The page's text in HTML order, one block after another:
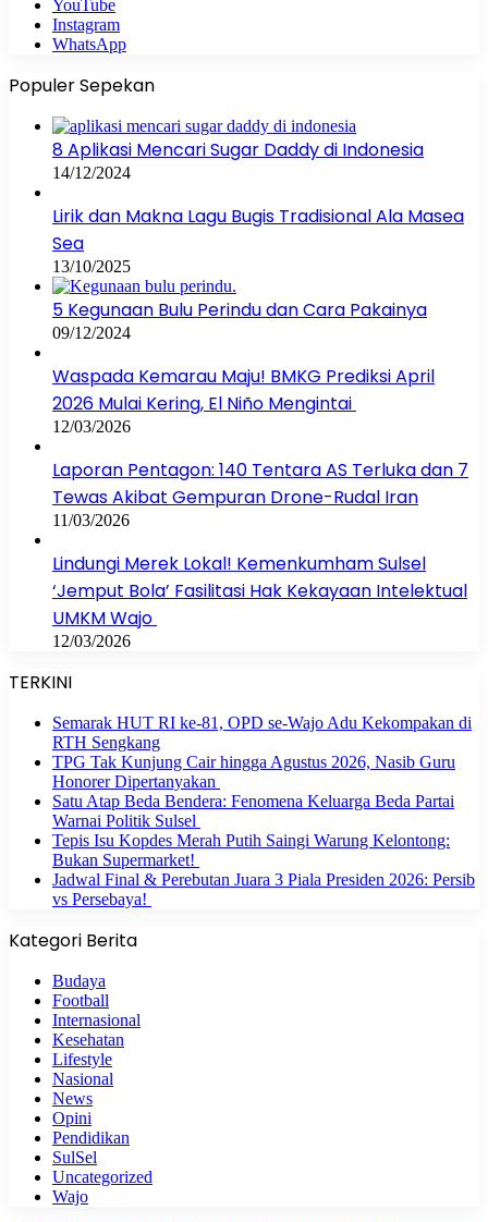
YouTube
Instagram
WhatsApp
Populer Sepekan
8 Aplikasi Mencari Sugar Daddy di Indonesia
14/12/2024
Lirik dan Makna Lagu Bugis Tradisional Ala Masea
Sea
13/10/2025
5 Kegunaan Bulu Perindu dan Cara Pakainya
09/12/2024
Waspada Kemarau Maju! BMKG Prediksi April
2026 Mulai Kering, El Niño Mengintai
12/03/2026
Laporan Pentagon: 140 Tentara AS Terluka dan 7
Tewas Akibat Gempuran Drone-Rudal Iran
11/03/2026
Lindungi Merek Lokal! Kemenkumham Sulsel
‘Jemput Bola’ Fasilitasi Hak Kekayaan Intelektual
UMKM Wajo
12/03/2026
TERKINI
Semarak HUT RI ke-81, OPD se-Wajo Adu Kekompakan di
RTH Sengkang
TPG Tak Kunjung Cair hingga Agustus 2026, Nasib Guru
Honorer Dipertanyakan
Satu Atap Beda Bendera: Fenomena Keluarga Beda Partai
Warnai Politik Sulsel
Tepis Isu Kopdes Merah Putih Saingi Warung Kelontong:
Bukan Supermarket!
Jadwal Final & Perebutan Juara 3 Piala Presiden 2026: Persib
vs Persebaya!
Kategori Berita
Budaya
Football
Internasional
Kesehatan
Lifestyle
Nasional
News
Opini
Pendidikan
SulSel
Uncategorized
Wajo